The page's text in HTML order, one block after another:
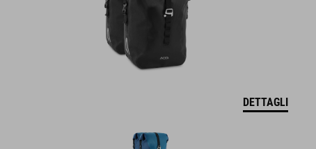
DETTAGLI